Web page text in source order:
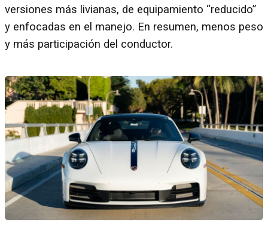
versiones más livianas, de equipamiento “reducido”
y enfocadas en el manejo. En resumen, menos peso
y más participación del conductor.